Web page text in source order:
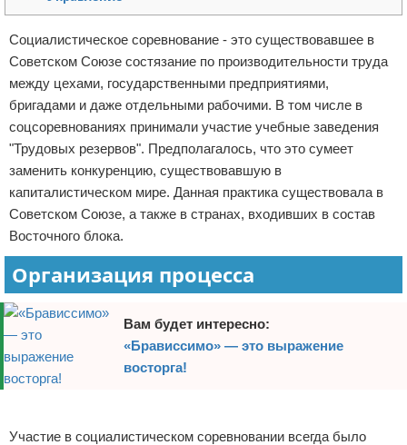
Социалистическое соревнование - это существовавшее в
Советском Союзе состязание по производительности труда
между цехами, государственными предприятиями,
бригадами и даже отдельными рабочими. В том числе в
соцсоревнованиях принимали участие учебные заведения
"Трудовых резервов". Предполагалось, что это сумеет
заменить конкуренцию, существовавшую в
капиталистическом мире. Данная практика существовала в
Советском Союзе, а также в странах, входивших в состав
Восточного блока.
Организация процесса
Вам будет интересно:
«Брависсимо» — это выражение
восторга!
Участие в социалистическом соревновании всегда было